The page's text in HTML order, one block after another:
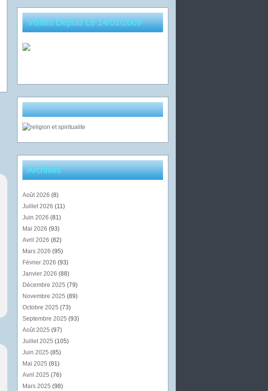
Visites Depuis Le 14/01/2009
Archives
Août 2026 (8)
Juillet 2026 (11)
Juin 2026 (81)
Mai 2026 (93)
Avril 2026 (82)
Mars 2026 (95)
Février 2026 (93)
Janvier 2026 (88)
Décembre 2025 (79)
Novembre 2025 (89)
Octobre 2025 (73)
Septembre 2025 (93)
Août 2025 (97)
Juillet 2025 (105)
Juin 2025 (85)
Mai 2025 (81)
Avril 2025 (76)
Mars 2025 (98)